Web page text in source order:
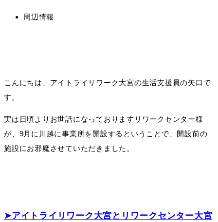
周辺情報
こんにちは、アイトライリワーク大宮の生活支援員の矢口で
す。
実は日頃よりお世話になっておりますリワークセンター様
が、9月に川越に事業所を開設するということで、開設前の
施設にお邪魔させていただきました。
➤アイトライリワーク大宮とリワークセンター大宮